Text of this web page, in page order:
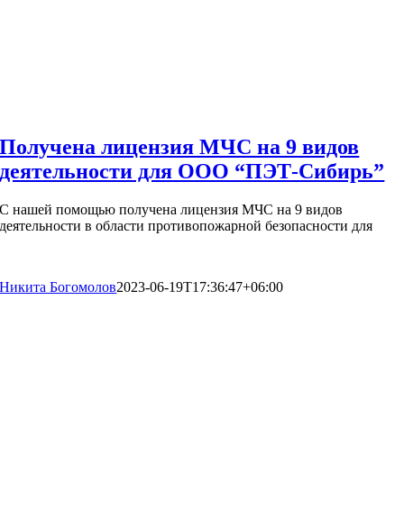
Получена лицензия МЧС на 9 видов
деятельности для ООО “ПЭТ-Сибирь”
С нашей помощью получена лицензия МЧС на 9 видов
деятельности в области противопожарной безопасности для
Никита Богомолов2023-06-19T17:36:47+06:00